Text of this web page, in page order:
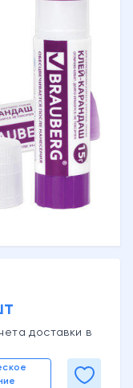
доставки в